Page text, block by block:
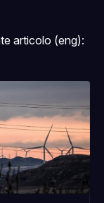
articolo (eng):